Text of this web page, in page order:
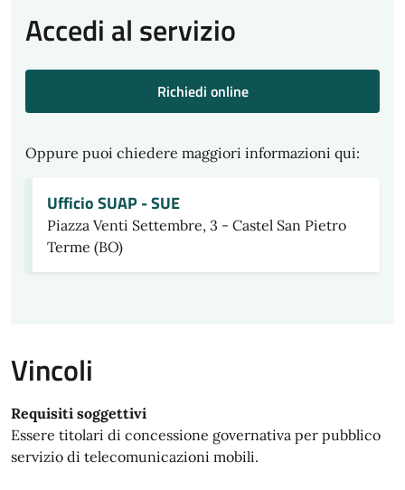
Accedi al servizio
Richiedi online
Oppure puoi chiedere maggiori informazioni qui:
Ufficio SUAP - SUE
Piazza Venti Settembre, 3 - Castel San Pietro
Terme (BO)
Vincoli
Requisiti soggettivi
Essere titolari di concessione governativa per pubblico
servizio di telecomunicazioni mobili.